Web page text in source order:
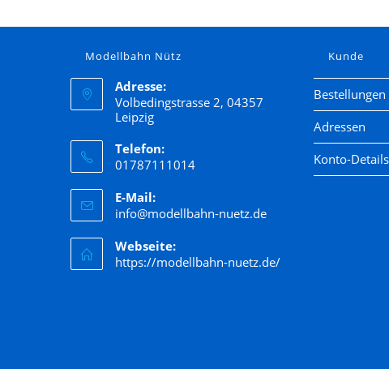
Kibri
Lenz
LGB
Liliput
Lima
Lorenz
luetke modellarchitektur
Modellbahn Nütz
Adresse:
Volbedingstrasse 2, 04357
Leipzig
Telefon:
01787111014
E-Mail:
info@modellbahn-nuetz.de
Webseite:
https://modellbahn-nuetz.de/
Kunde
Bestellungen
Adressen
Konto-Details